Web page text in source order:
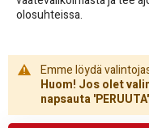
olosuhteissa.
Emme löydä
Huom! Jos olet
napsauta